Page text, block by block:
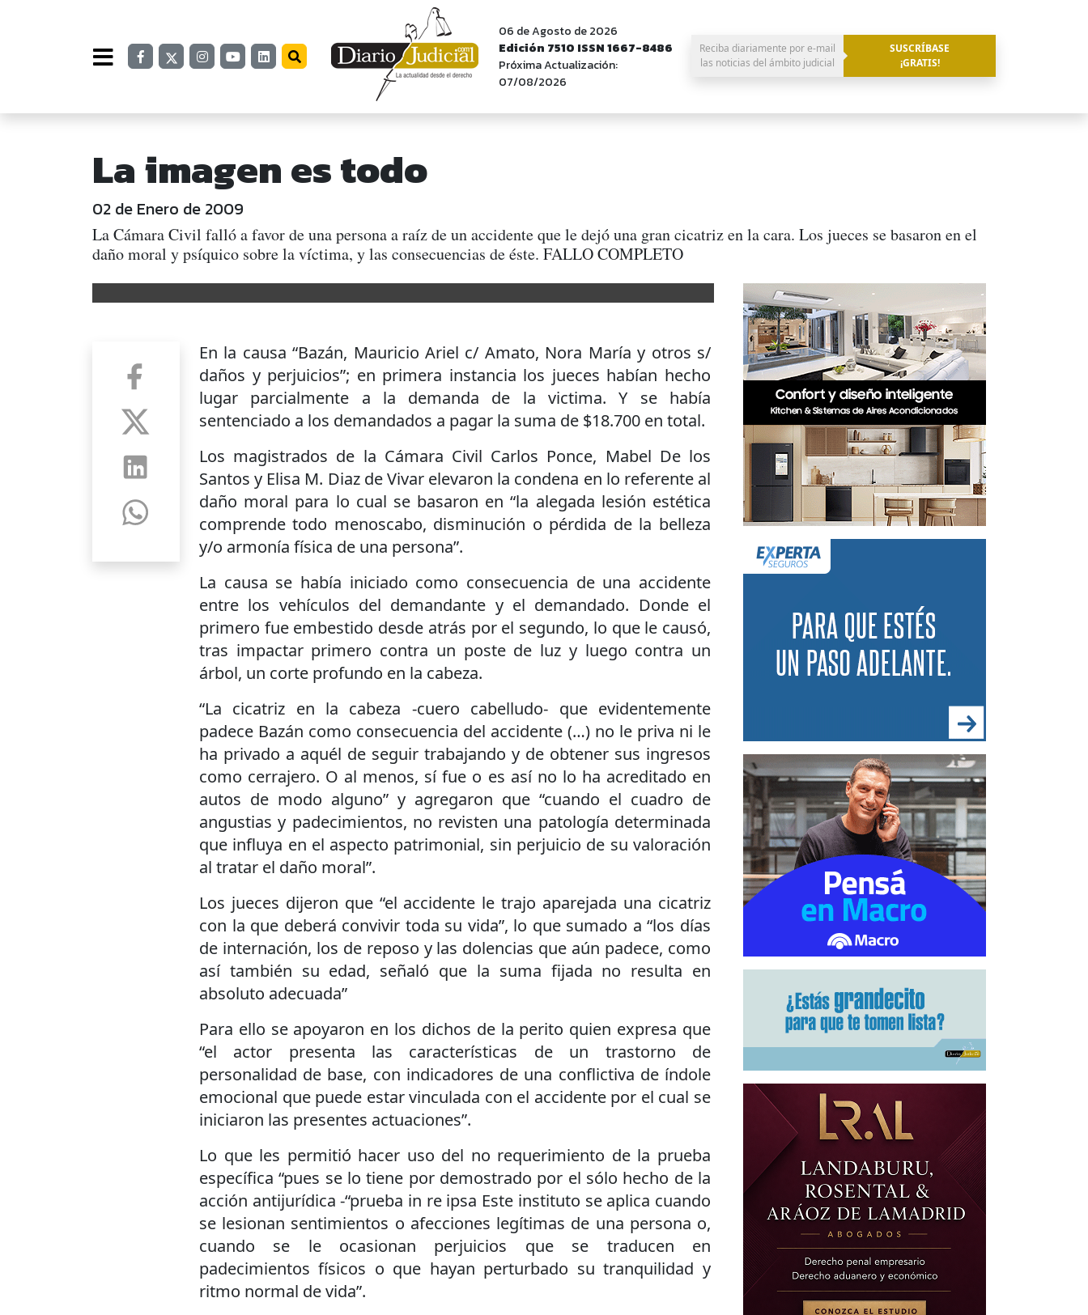
06 de Agosto de 2026
Edición 7510 ISSN 1667-8486
Próxima Actualización:
07/08/2026
Reciba diariamente por e-mail
las noticias del ámbito judicial
SUSCRÍBASE
¡GRATIS!
La imagen es todo
02 de Enero de 2009
La Cámara Civil falló a favor de una persona a raíz de un accidente que le dejó una gran cicatriz en la cara. Los jueces se basaron en el
daño moral y psíquico sobre la víctima, y las consecuencias de éste. FALLO COMPLETO
En la causa “Bazán, Mauricio Ariel c/ Amato, Nora María y otros s/
daños y perjuicios”; en primera instancia los jueces habían hecho
lugar parcialmente a la demanda de la victima. Y se había
sentenciado a los demandados a pagar la suma de $18.700 en total.
Los magistrados de la Cámara Civil Carlos Ponce, Mabel De los
Santos y Elisa M. Diaz de Vivar elevaron la condena en lo referente al
daño moral para lo cual se basaron en “la alegada lesión estética
comprende todo menoscabo, disminución o pérdida de la belleza
y/o armonía física de una persona”.
La causa se había iniciado como consecuencia de una accidente
entre los vehículos del demandante y el demandado. Donde el
primero fue embestido desde atrás por el segundo, lo que le causó,
tras impactar primero contra un poste de luz y luego contra un
árbol, un corte profundo en la cabeza.
“La cicatriz en la cabeza -cuero cabelludo- que evidentemente
padece Bazán como consecuencia del accidente (…) no le priva ni le
ha privado a aquél de seguir trabajando y de obtener sus ingresos
como cerrajero. O al menos, sí fue o es así no lo ha acreditado en
autos de modo alguno” y agregaron que “cuando el cuadro de
angustias y padecimientos, no revisten una patología determinada
que influya en el aspecto patrimonial, sin perjuicio de su valoración
al tratar el daño moral”.
Los jueces dijeron que “el accidente le trajo aparejada una cicatriz
con la que deberá convivir toda su vida”, lo que sumado a “los días
de internación, los de reposo y las dolencias que aún padece, como
así también su edad, señaló que la suma fijada no resulta en
absoluto adecuada”
Para ello se apoyaron en los dichos de la perito quien expresa que
“el actor presenta las características de un trastorno de
personalidad de base, con indicadores de una conflictiva de índole
emocional que puede estar vinculada con el accidente por el cual se
iniciaron las presentes actuaciones”.
Lo que les permitió hacer uso del no requerimiento de la prueba
específica “pues se lo tiene por demostrado por el sólo hecho de la
acción antijurídica -“prueba in re ipsa Este instituto se aplica cuando
se lesionan sentimientos o afecciones legítimas de una persona o,
cuando se le ocasionan perjuicios que se traducen en
padecimientos físicos o que hayan perturbado su tranquilidad y
ritmo normal de vida”.